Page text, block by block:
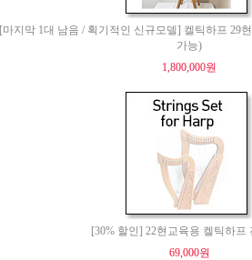
[마지막 1대 남음 / 획기적인 신규모델] 켈틱하프 29
가능)
1,800,000원
[30% 할인] 22현교육용 켈틱하프
69,000원